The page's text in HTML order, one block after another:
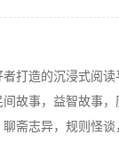
打造的沉浸式阅
故事，益智故事
斋志异，规则怪谈